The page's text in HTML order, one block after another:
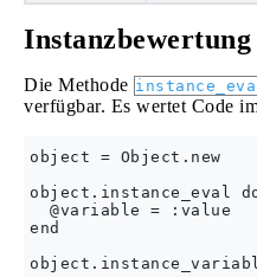
Instanzbewertung
Die Methode
verfügbar. Es wertet Code
object = Object.new
object.instance_eval
  @variable = :value
end